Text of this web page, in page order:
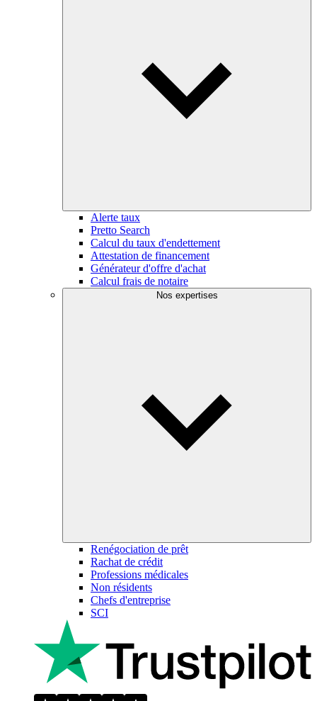
Alerte taux
Pretto Search
Calcul du taux d'endettement
Attestation de financement
Générateur d'offre d'achat
Calcul frais de notaire
Nos expertises
Renégociation de prêt
Rachat de crédit
Professions médicales
Non résidents
Chefs d'entreprise
SCI